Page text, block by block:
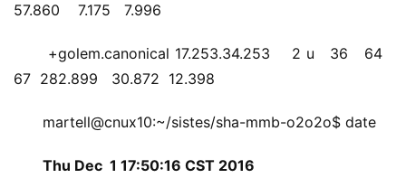
57.860    7.175   7.996
+golem.canonical 17.253.34.253    2 u   36   64
67  282.899   30.872  12.398
martell@cnux10:~/sistes/sha-mmb-o2o2o$ date
Thu Dec  1 17:50:16 CST 2016